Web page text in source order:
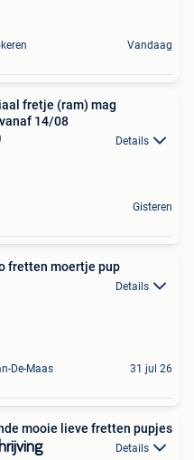
Vandaag
fretje (ram) mag
14/08
Details
Gisteren
fretten moertje pup
Details
De-Maas 31 jul 26
mooie lieve fretten pupjes
Details